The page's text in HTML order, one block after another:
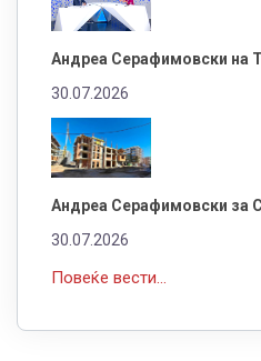
Андреа Серафимовски на
30.07.2026
Андреа Серафимовски за
30.07.2026
Повеќе вести...